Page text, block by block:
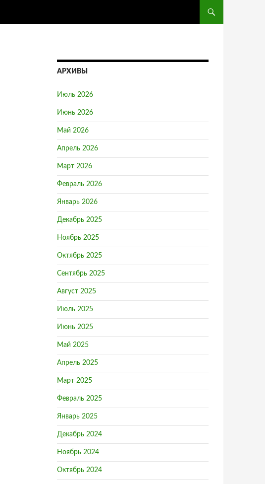
АРХИВЫ
Июль 2026
Июнь 2026
Май 2026
Апрель 2026
Март 2026
Февраль 2026
Январь 2026
Декабрь 2025
Ноябрь 2025
Октябрь 2025
Сентябрь 2025
Август 2025
Июль 2025
Июнь 2025
Май 2025
Апрель 2025
Март 2025
Февраль 2025
Январь 2025
Декабрь 2024
Ноябрь 2024
Октябрь 2024